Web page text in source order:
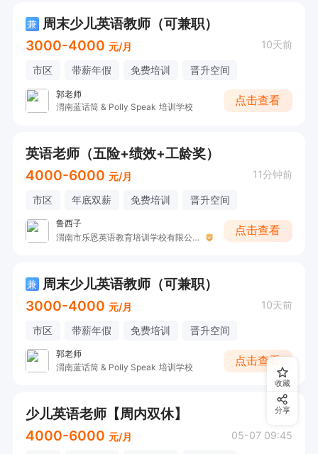
兼 周末少儿英语教师（可兼职）
3000-4000 元/月 10天前
市区 带薪年假 免费培训 晋升空间
郭老师
渭南蓝话筒 & Polly Speak 培训学校
点击查看
英语老师（五险+绩效+工龄奖）
4000-6000 元/月 11分钟前
市区 年底双薪 免费培训 晋升空间
鲁西子
渭南市乐恩英语教育培训学校有限公司
点击查看
兼 周末少儿英语教师（可兼职）
3000-4000 元/月 10天前
市区 带薪年假 免费培训 晋升空间
郭老师
渭南蓝话筒 & Polly Speak 培训学校
点击查看
少儿英语老师【周内双休】
4000-6000 元/月 05-07 09:45
收藏
分享